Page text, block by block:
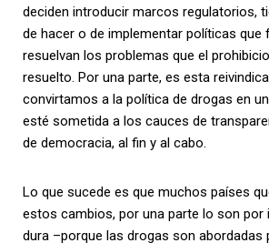
deciden introducir marcos regulatorios,
de hacer o de implementar políticas que
resuelvan los problemas que el
resuelto. Por una parte, es esta
convirtamos a la política de drogas en
esté sometida a los cauces de
de democracia, al fin y al cabo.
Lo que sucede es que muchos países
estos cambios, por una parte lo son por
dura –porque las drogas son abordadas